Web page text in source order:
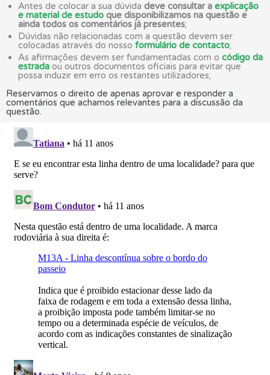
Antes de colocar a sua dúvida deve consultar a explicação
e material de estudo que disponibilizamos na questão e
ainda todos os comentários já presentes;
Dúvidas não relacionadas com a questão devem ser
colocadas através do nosso formulário de contacto;
As afirmações devem ser fundamentadas com o código da
estrada ou outros documentos oficiais para evitar que
possa induzir em erro os restantes utilizadores;
Reservamos o direito de apenas aprovar e responder a
comentários que achamos relevantes para a discussão da
questão.